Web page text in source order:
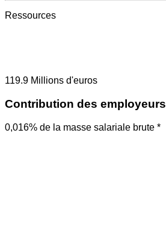
Ressources
119.9 Millions d'euros
Contribution des employeurs
0,016% de la masse salariale brute *